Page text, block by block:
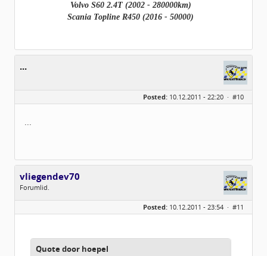
Volvo S60 2.4T (2002 - 280000km)
Scania Topline R450 (2016 - 50000)
...
Posted: 10.12.2011 - 22:20 · #10
...
vliegendev70
Forumlid.
Geslacht:
Leeftijd:
59
Posted: 10.12.2011 - 23:54 · #11
Quote door hoepel